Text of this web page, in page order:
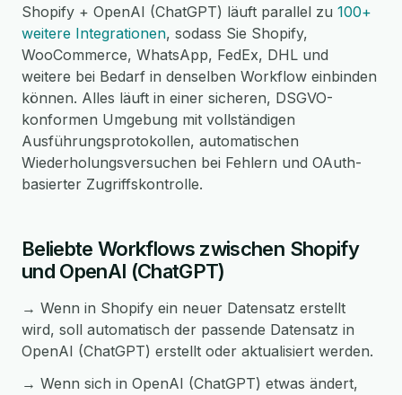
Shopify + OpenAI (ChatGPT) läuft parallel zu 100+
weitere Integrationen, sodass Sie Shopify,
WooCommerce, WhatsApp, FedEx, DHL und
weitere bei Bedarf in denselben Workflow einbinden
können. Alles läuft in einer sicheren, DSGVO-
konformen Umgebung mit vollständigen
Ausführungsprotokollen, automatischen
Wiederholungsversuchen bei Fehlern und OAuth-
basierter Zugriffskontrolle.
Beliebte Workflows zwischen Shopify
und OpenAI (ChatGPT)
→ Wenn in Shopify ein neuer Datensatz erstellt
wird, soll automatisch der passende Datensatz in
OpenAI (ChatGPT) erstellt oder aktualisiert werden.
→ Wenn sich in OpenAI (ChatGPT) etwas ändert,